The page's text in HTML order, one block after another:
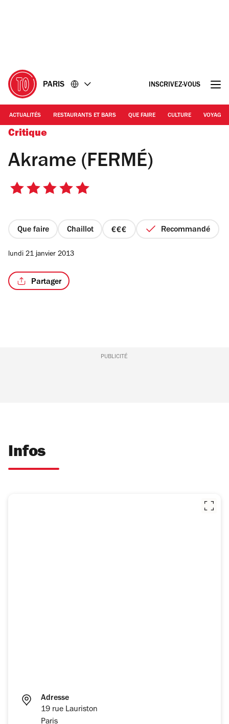
PARIS INSCRIVEZ-VOUS
ACTUALITÉS RESTAURANTS ET BARS QUE FAIRE CULTURE VOYAGE
Critique
Akrame (FERMÉ)
5
étoiles
Que faire Chaillot
prix
Recommandé
lundi 21 janvier 2013
Partager
PUBLICITÉ
Infos
Adresse
19 rue Lauriston
Paris